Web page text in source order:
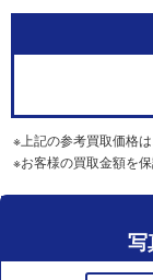
※上記の参考買取価格
※お客様の買取金額を
写